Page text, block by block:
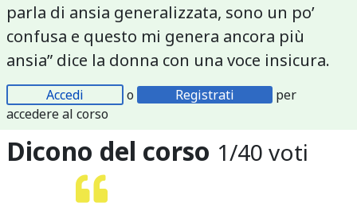
parla di ansia generalizzata, sono un po’
confusa e questo mi genera ancora più
ansia” dice la donna con una voce insicura.
Accedi o Registrati
per
accedere al corso
Dicono del corso 1/40 voti